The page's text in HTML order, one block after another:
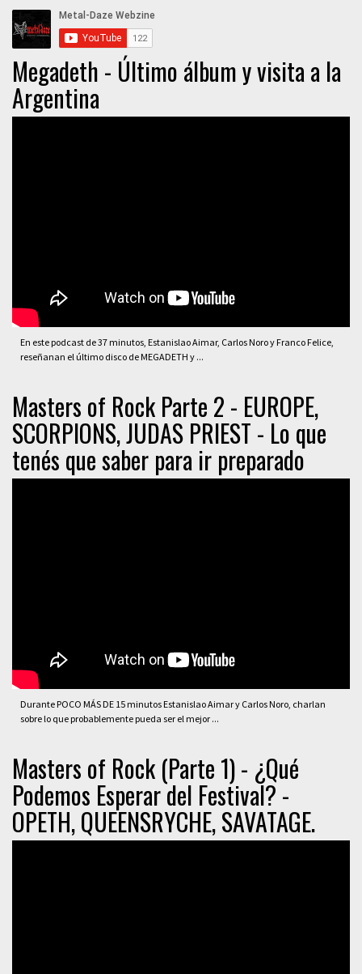
Megadeth - Último álbum y visita a la
Argentina
En este podcast de 37 minutos, Estanislao Aimar, Carlos Noro y Franco Felice,
reseñanan el último disco de MEGADETH y ...
Masters of Rock Parte 2 - EUROPE,
SCORPIONS, JUDAS PRIEST - Lo que
tenés que saber para ir preparado
Durante POCO MÁS DE 15 minutos Estanislao Aimar y Carlos Noro, charlan
sobre lo que probablemente pueda ser el mejor ...
Masters of Rock (Parte 1) - ¿Qué
Podemos Esperar del Festival? -
OPETH, QUEENSRYCHE, SAVATAGE.